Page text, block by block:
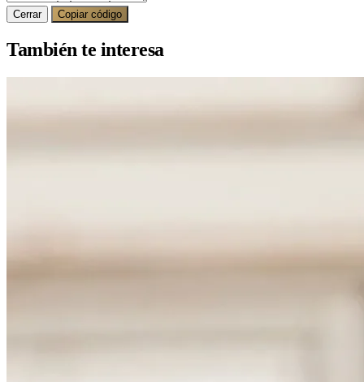
Cerrar Copiar código
También te interesa